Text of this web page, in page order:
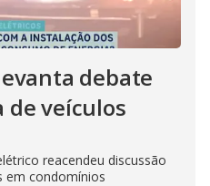
debate
de veículos
reacendeu discussão
em condomínios